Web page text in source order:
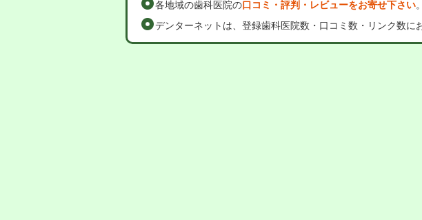
各地域の歯科医院の口コミ・評判・レビューをお寄せ下さい
デンターネットは、登録歯科医院数・口コミ数・リンク数に